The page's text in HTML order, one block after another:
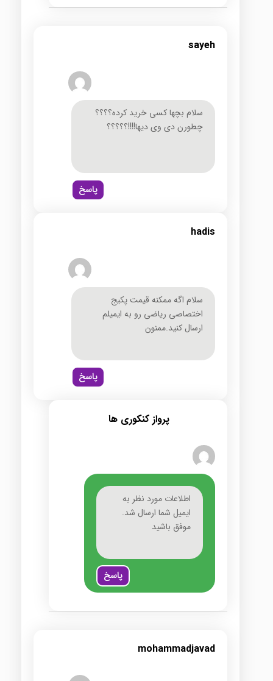
sayeh
سلام بچها کسی خرید کرده؟؟؟؟
چطورن دی وی دیها!!!!؟؟؟؟؟
پاسخ
hadis
سلام اگه ممکنه قیمت پکیج
اختصاصی ریاضی رو به ایمیلم
ارسال کنید.ممنون
پاسخ
پرواز کنکوری ها
اطلاعات مورد نظر به
ایمیل شما ارسال شد.
موفق باشید
پاسخ
mohammadjavad